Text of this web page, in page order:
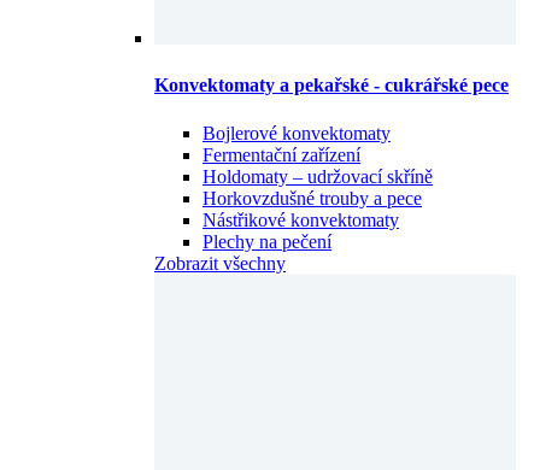
Konvektomaty a pekařské - cukrářské pece
Bojlerové konvektomaty
Fermentační zařízení
Holdomaty – udržovací skříně
Horkovzdušné trouby a pece
Nástřikové konvektomaty
Plechy na pečení
Zobrazit všechny